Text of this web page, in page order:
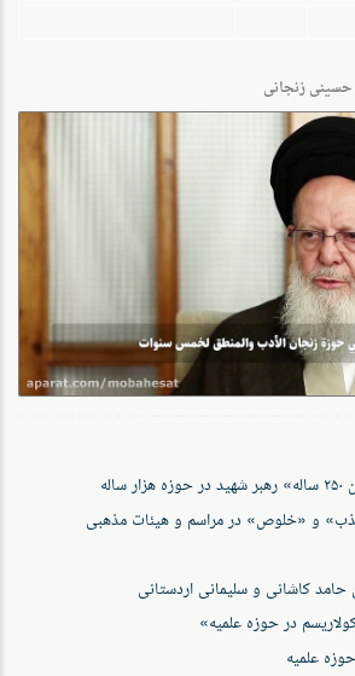
زنجانی
و «خلوص» در مراسم و هیئات مذهبی
حامد کاشانی و سلیمانی اردستانی
در حوزه‌ علمیه»
علمیه